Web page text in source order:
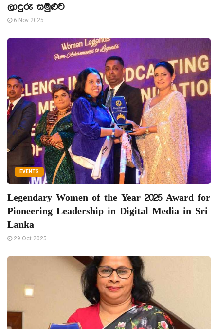
ලාදුරු සමුළුව
6 Nov 2025
EVENTS
Legendary Women of the Year 2025 Award for
Pioneering Leadership in Digital Media in Sri
Lanka
29 Oct 2025